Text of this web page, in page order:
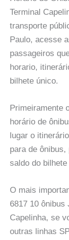
Terminal
transporte
Paulo, acesse
passageiros
horario,
bilhete único.
Primeiramente
horário de
lugar o
para de
saldo do
O mais
6817 10 ônibus
Capelinha, se
outras linhas